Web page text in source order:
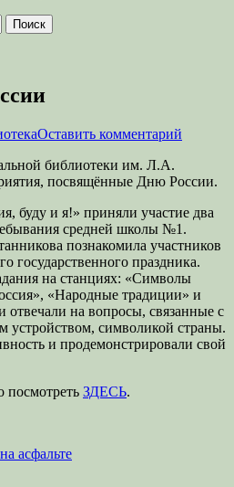
Оставить комментарий
библиотеки им. Л.А.
посвящённые Дню России.
буду и я!» приняли участие два
средней школы №1.
познакомила участников
государственного праздника.
на станциях: «Символы
«Народные традиции» и
на вопросы, связанные с
устройством, символикой страны.
и продемонстрировали свой
ЗДЕСЬ.
асфальте